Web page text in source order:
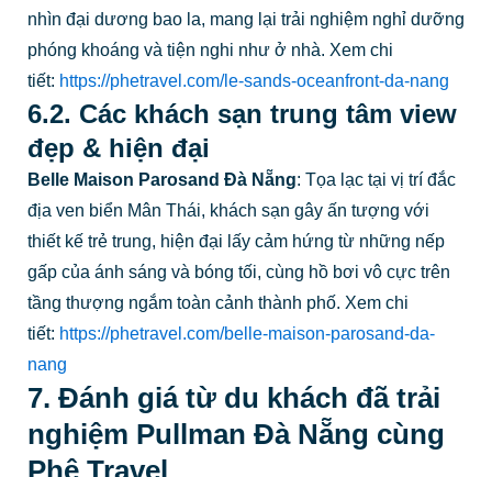
đẹp & hiện đại
Belle Maison Parosand Đà Nẵng: Tọa lạc tại vị trí đắc
địa ven biển Mân Thái, khách sạn gây ấn tượng với
thiết kế trẻ trung, hiện đại lấy cảm hứng từ những nếp
gấp của ánh sáng và bóng tối, cùng hồ bơi vô cực trên
tầng thượng ngắm toàn cảnh thành phố. Xem chi
tiết: https://phetravel.com/belle-maison-parosand-da-
nang
7. Đánh giá từ du khách đã trải
nghiệm Pullman Đà Nẵng cùng
Phê Travel
Chị Mai Lan (Hà Nội):
ngày 2 đêm tại Pullman. Thực sự rất hài lòng. Phòng
Deluxe view biển rất đẹp, sạch sẽ. Các bé nhà mình mê
tít hồ bơi và khu Kids Club. Buffet sáng rất ngon, nhiều